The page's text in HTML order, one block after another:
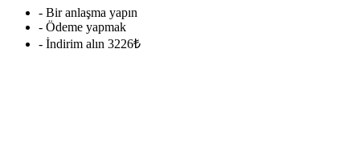
- Bir anlaşma yapın
- Ödeme yapmak
- İndirim alın 3226₺